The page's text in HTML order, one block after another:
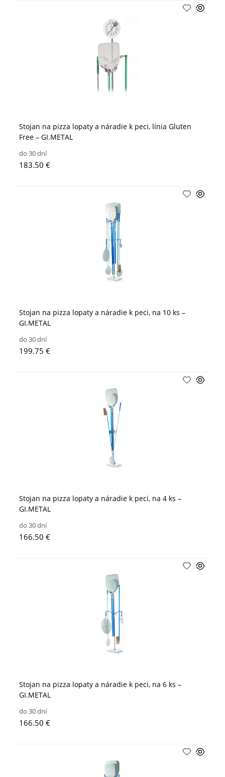
Stojan na pizza lopaty a náradie k peci, línia Gluten
Free – GI.METAL
do 30 dní
183.50 €
Stojan na pizza lopaty a náradie k peci, na 10 ks –
GI.METAL
do 30 dní
199.75 €
Stojan na pizza lopaty a náradie k peci, na 4 ks –
GI.METAL
do 30 dní
166.50 €
Stojan na pizza lopaty a náradie k peci, na 6 ks –
GI.METAL
do 30 dní
166.50 €